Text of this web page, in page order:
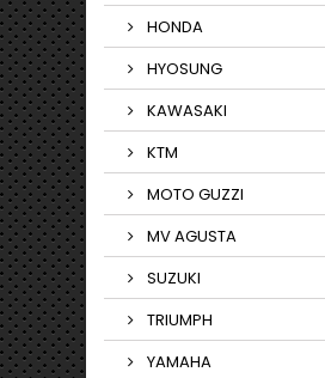
HONDA
HYOSUNG
KAWASAKI
KTM
MOTO GUZZI
MV AGUSTA
SUZUKI
TRIUMPH
YAMAHA